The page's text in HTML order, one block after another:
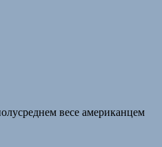
весе американцем